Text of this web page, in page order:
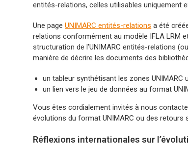
entités-relations, celles utilisables uniquement
Une pageUNIMARC entités-relations a été
relations conformément au modèle IFLA LRM
structuration de l’UNIMARC entités-relations
manière de décrire les documents des
un tableur synthétisant les zones
un lien vers le jeu de données au format
Vous êtes cordialement invités à nous
évolutions du format UNIMARC ou des retours
Réflexions internationales sur